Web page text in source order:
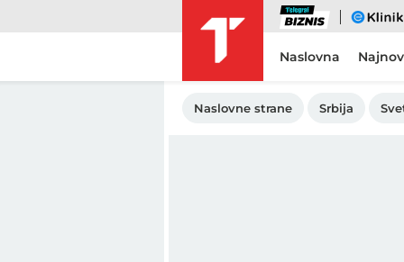
Biznis eKlinika
Naslovna
Naslovne strane Srbija